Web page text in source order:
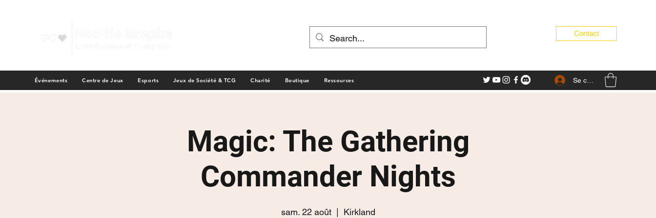
Contact
Événements Centre de Jeux Esports Jeux de Société & TCG Charité Boutique Ressources Se connecter
Magic: The Gathering
Commander Nights
sam. 22 août
  |
Kirkland